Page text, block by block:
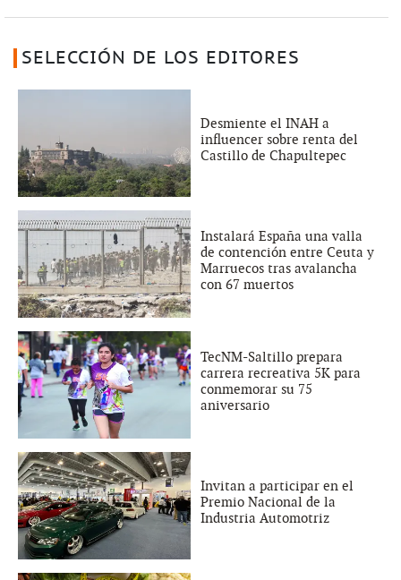
SELECCIÓN DE LOS EDITORES
Desmiente el INAH a
influencer sobre renta del
Castillo de Chapultepec
Instalará España una valla
de contención entre Ceuta y
Marruecos tras avalancha
con 67 muertos
TecNM-Saltillo prepara
carrera recreativa 5K para
conmemorar su 75
aniversario
Invitan a participar en el
Premio Nacional de la
Industria Automotriz